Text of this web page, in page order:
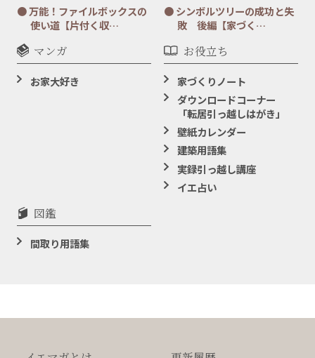
万能！ファイルボックスの
使い道【片付く収…
シンボルツリーの成功と失
敗 後編【家づく…
マンガ
お家大好き
お役立ち
家づくりノート
ダウンロードコーナー
「転居引っ越しはがき」
壁紙カレンダー
建築用語集
実録引っ越し講座
イエ占い
図鑑
間取り用語集